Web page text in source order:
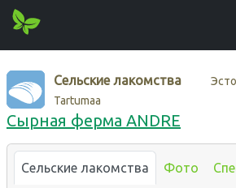
Сельские лакомства
Tartumaa
Сырная ферма ANDRE
Сельские лакомства Фото